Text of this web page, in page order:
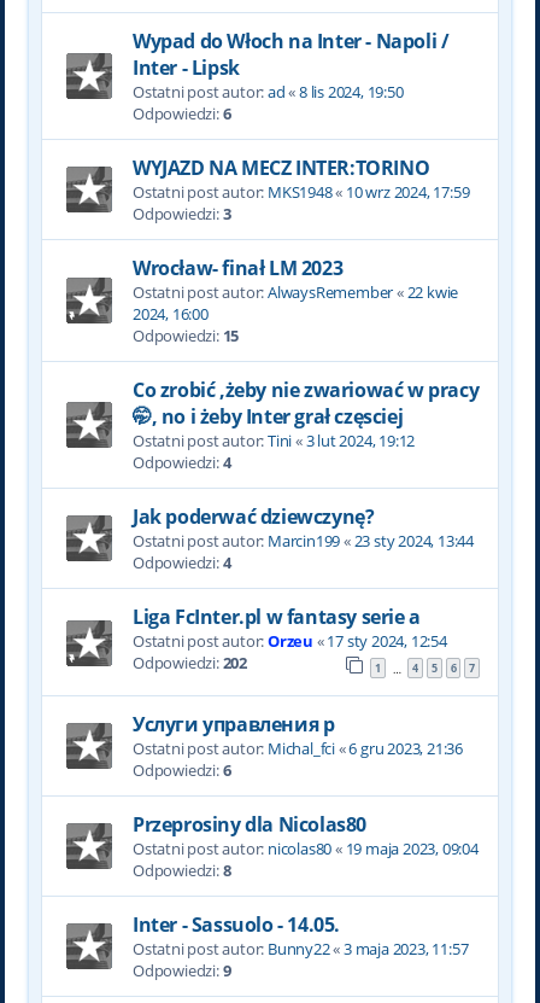
Wypad do Włoch na Inter - Napoli /
Inter - Lipsk
Ostatni post autor:ad«8 lis 2024, 19:50
Odpowiedzi:6
WYJAZD NA MECZ INTER:TORINO
Ostatni post autor: MKS1948« 10 wrz 2024, 17:59
Odpowiedzi:3
Wrocław- finał LM 2023
Ostatni post autor:AlwaysRemember«22 kwie
2024, 16:00
Odpowiedzi: 15
Co zrobić ,żeby nie zwariować w pracy
🤭, no i żeby Inter grał częsciej
Ostatni post autor:Tini«3 lut 2024, 19:12
Odpowiedzi:4
Jak poderwać dziewczynę?
Ostatni post autor: Marcin199«23 sty 2024, 13:44
Odpowiedzi:4
Liga FcInter.pl w fantasy serie a
Ostatni post autor:Orzeu «17 sty 2024, 12:54
Odpowiedzi:202 1 … 4 5 6 7
Услуги управления р
Ostatni post autor: Michal_fci«6 gru 2023, 21:36
Odpowiedzi:6
Przeprosiny dla Nicolas80
Ostatni post autor: nicolas80« 19 maja 2023, 09:04
Odpowiedzi:8
Inter - Sassuolo - 14.05.
Ostatni post autor: Bunny22«3 maja 2023, 11:57
Odpowiedzi:9